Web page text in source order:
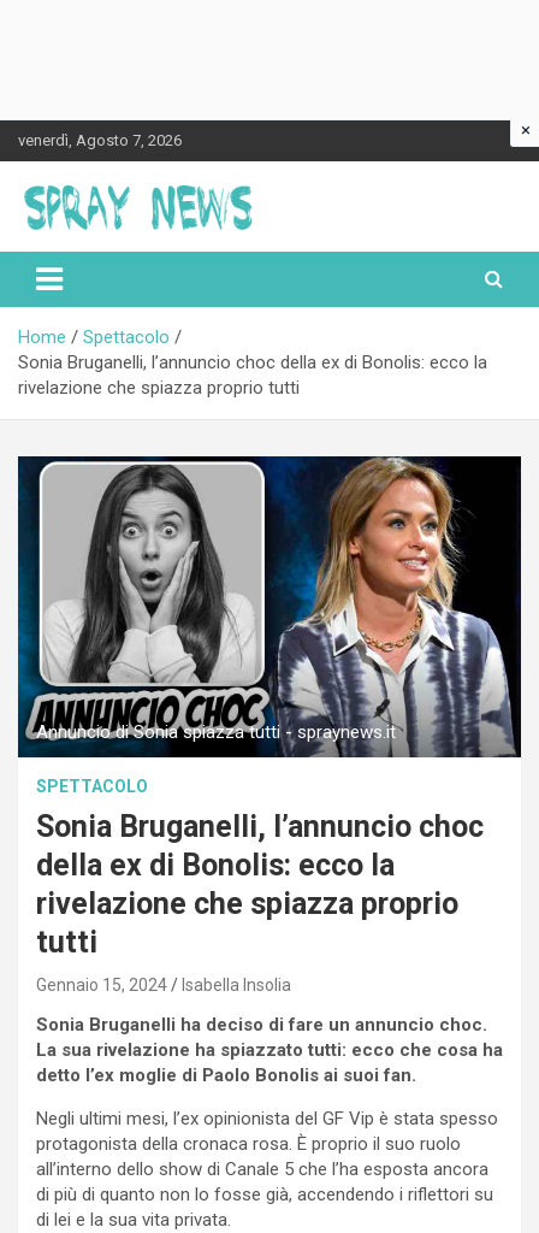
to
content
venerdì, Agosto 7, 2026
Spraynews.it
Home
Spettacolo
Sonia Bruganelli, l’annuncio choc della ex di Bonolis: ecco la
rivelazione che spiazza proprio tutti
Annuncio di Sonia spiazza tutti - spraynews.it
SPETTACOLO
Sonia Bruganelli, l’annuncio choc
della ex di Bonolis: ecco la
rivelazione che spiazza proprio
tutti
Gennaio 15, 2024 Isabella Insolia
Sonia Bruganelli ha deciso di fare un annuncio choc.
La sua rivelazione ha spiazzato tutti: ecco che cosa ha
detto l’ex moglie di Paolo Bonolis ai suoi fan.
Negli ultimi mesi, l’ex opinionista del GF Vip è stata spesso
protagonista della cronaca rosa. È proprio il suo ruolo
all’interno dello show di Canale 5 che l’ha esposta ancora
di più di quanto non lo fosse già, accendendo i riflettori su
di lei e la sua vita privata.
×